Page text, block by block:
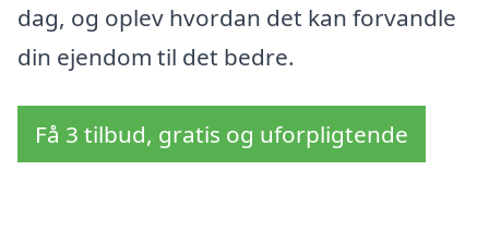
dag, og oplev hvordan det kan forvandle
din ejendom til det bedre.
Få 3 tilbud, gratis og uforpligtende